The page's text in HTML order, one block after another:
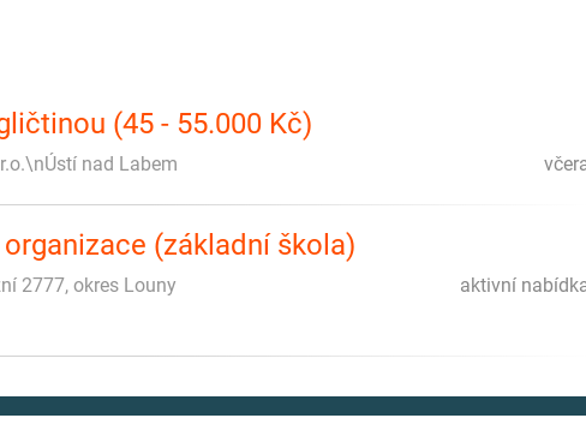
(45 - 55.000 Kč)
nad Labem
(základní škola)
aktivní
2777, okres Louny